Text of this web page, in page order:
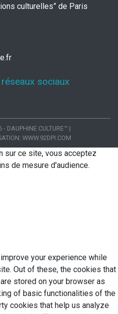
culturelles” de Paris
sociaux
DAUPHINE CULTURE™ |
WWW.92DPI.COM
sur ce site, vous acceptez
de mesure d'audience.
your experience while
Out of these, the cookies that
stored on your browser as
of basic functionalities of the
cookies that help us analyze